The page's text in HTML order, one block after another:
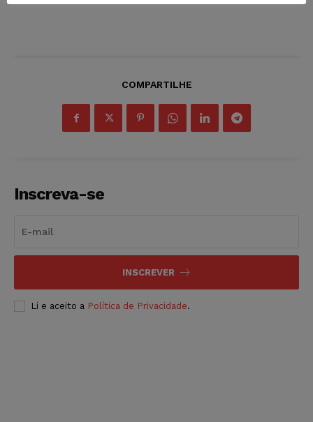
COMPARTILHE
Inscreva-se
INSCREVER
Li e aceito a Política de Privacidade.